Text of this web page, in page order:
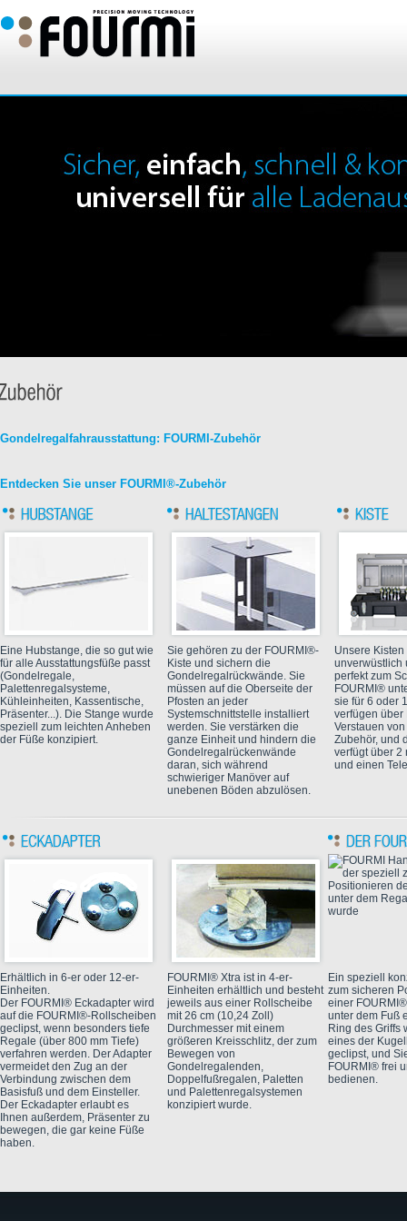
Gondelregalfahrausstattung: FOURMI-Zubehör
Entdecken Sie unser FOURMI®-Zubehör
Eine Hubstange, die so gut wie
für alle Ausstattungsfüße passt
(Gondelregale,
Palettenregalsysteme,
Kühleinheiten, Kassentische,
Präsenter...). Die Stange wurde
speziell zum leichten Anheben
der Füße konzipiert.
Sie gehören zu der FOURMI®-
Kiste und sichern die
Gondelregalrückwände. Sie
müssen auf die Oberseite der
Pfosten an jeder
Systemschnittstelle installiert
werden. Sie verstärken die
ganze Einheit und hindern die
Gondelregalrückenwände
daran, sich während
schwieriger Manöver auf
unebenen Böden abzulösen.
Unsere
unverwüstlich
perfekt zum
FOURMI®
sie für 6 oder
verfügen über
Verstauen
Zubehör, und
verfügt über 2
und einen
Erhältlich in 6-er oder 12-er-
Einheiten.
Der FOURMI® Eckadapter wird
auf die FOURMI®-Rollscheiben
geclipst, wenn besonders tiefe
Regale (über 800 mm Tiefe)
verfahren werden. Der Adapter
vermeidet den Zug an der
Verbindung zwischen dem
Basisfuß und dem Einsteller.
Der Eckadapter erlaubt es
Ihnen außerdem, Präsenter zu
bewegen, die gar keine Füße
haben.
FOURMI® Xtra ist in 4-er-
Einheiten erhältlich und besteht
jeweils aus einer Rollscheibe
mit 26 cm (10,24 Zoll)
Durchmesser mit einem
größeren Kreisschlitz, der zum
Bewegen von
Gondelregalenden,
Doppelfußregalen, Paletten
und Palettenregalsystemen
konzipiert wurde.
Ein speziell
zum sicheren
einer
unter dem Fuß
Ring des Griffs
eines der
geclipst, und
FOURMI® frei
bedienen.